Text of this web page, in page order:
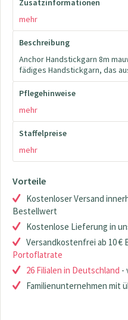
Zusatzinformationen
mehr
Beschreibung
Anchor Handstickgarn 8m
fädiges Handstickgarn, das
Pflegehinweise
mehr
Staffelpreise
mehr
Vorteile
Kostenloser Versand
Bestellwert
Kostenlose Lieferung in
Versandkostenfrei ab 10
Portoflatrate
26 Filialen in Deutschland -
Familienunternehmen mit